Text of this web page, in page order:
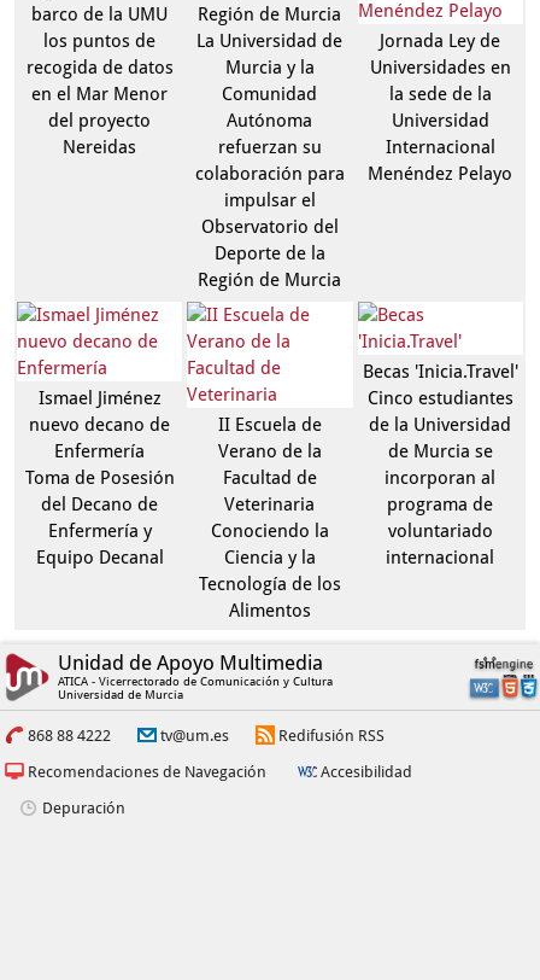
barco de la UMU
los puntos de
recogida de datos
en el Mar Menor
del proyecto
Nereidas
Región de Murcia
La Universidad de
Murcia y la
Comunidad
Autónoma
refuerzan su
colaboración para
impulsar el
Observatorio del
Deporte de la
Región de Murcia
Jornada Ley de
Universidades en
la sede de la
Universidad
Internacional
Menéndez Pelayo
Ismael Jiménez
nuevo decano de
Enfermería
Toma de Posesión
del Decano de
Enfermería y
Equipo Decanal
II Escuela de
Verano de la
Facultad de
Veterinaria
Conociendo la
Ciencia y la
Tecnología de los
Alimentos
Becas 'Inicia.Travel'
Cinco estudiantes
de la Universidad
de Murcia se
incorporan al
programa de
voluntariado
internacional
Unidad de Apoyo Multimedia
ATICA - Vicerrectorado de Comunicación y Cultura
Universidad de Murcia
868 88 4222 tv@um.es
Redifusión RSS
Recomendaciones de Navegación
Accesibilidad
Depuración